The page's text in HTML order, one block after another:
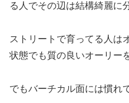
る人でその辺は結構綺麗に
ストリートで育ってる人は
状態でも質の良いオーリー
でもバーチカル面には慣れ